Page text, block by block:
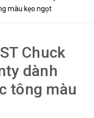
màu kẹo ngọt
Chuck
dành
tông màu